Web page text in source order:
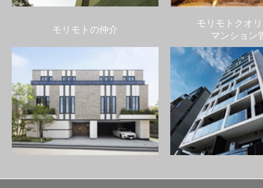
モリモトの仲介
モリモトクオ
マンション